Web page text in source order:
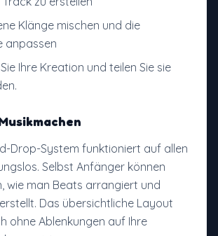
Klänge mischen und die
anpassen
Ihre Kreation und teilen Sie sie
Drop-System funktioniert auf allen
Selbst Anfänger können
wie man Beats arrangiert und
Das übersichtliche Layout
ohne Ablenkungen auf Ihre